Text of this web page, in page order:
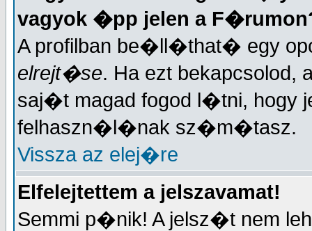
vagyok �pp jelen a
A profilban be�ll�that� egy
elrejt�se. Ha ezt bekapcsolod,
saj�t magad fogod l�tni, hogy
felhaszn�l�nak sz�m�tasz.
Vissza az elej�re
Elfelejtettem a jelszavamat!
Semmi p�nik! A jelsz�t nem